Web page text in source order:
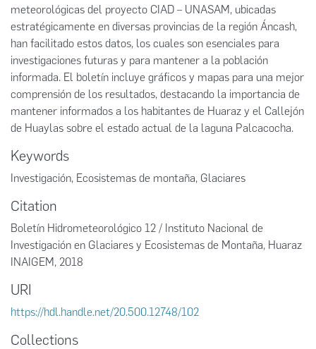
meteorológicas del proyecto CIAD – UNASAM, ubicadas
estratégicamente en diversas provincias de la región Áncash,
han facilitado estos datos, los cuales son esenciales para
investigaciones futuras y para mantener a la población
informada. El boletín incluye gráficos y mapas para una mejor
comprensión de los resultados, destacando la importancia de
mantener informados a los habitantes de Huaraz y el Callejón
de Huaylas sobre el estado actual de la laguna Palcacocha.
Keywords
Investigación, Ecosistemas de montaña, Glaciares
Citation
Boletín Hidrometeorológico 12 / Instituto Nacional de
Investigación en Glaciares y Ecosistemas de Montaña, Huaraz
INAIGEM, 2018
URI
https://hdl.handle.net/20.500.12748/102
Collections